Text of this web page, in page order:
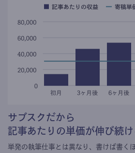
サブスクだから
記事あたりの単価が伸び続け
単発の執筆仕事とは異なり、 書けば書く